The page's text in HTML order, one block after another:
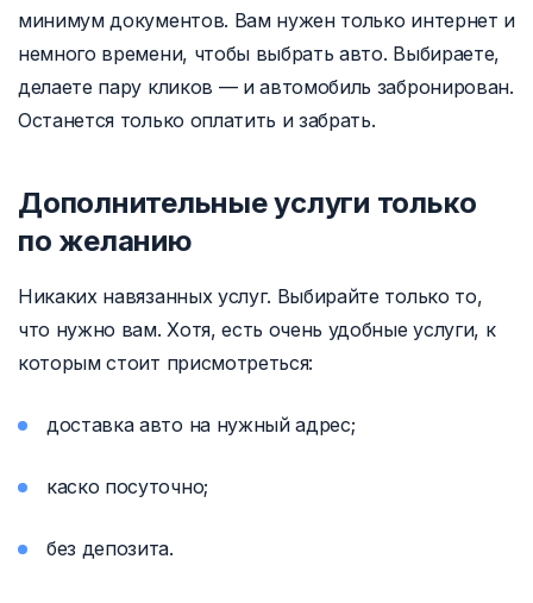
минимум документов. Вам нужен только интернет и
немного времени, чтобы выбрать авто. Выбираете,
делаете пару кликов — и автомобиль забронирован.
Останется только оплатить и забрать.
Дополнительные услуги только
по желанию
Никаких навязанных услуг. Выбирайте только то,
что нужно вам. Хотя, есть очень удобные услуги, к
которым стоит присмотреться:
доставка авто на нужный адрес;
каско посуточно;
без депозита.